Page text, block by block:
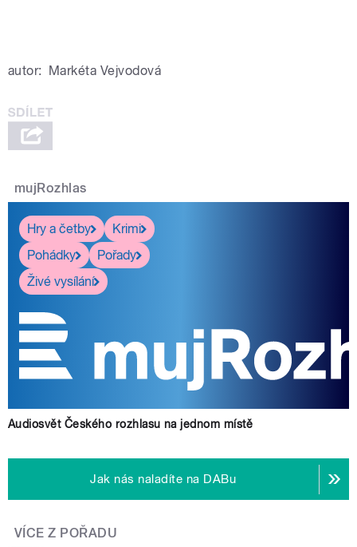
autor: Markéta Vejvodová
mujRozhlas
Hry a četby
Krimi
Pohádky
Pořady
Živé vysílání
Audiosvět Českého rozhlasu na jednom místě
Jak nás naladíte na DABu
VÍCE Z POŘADU